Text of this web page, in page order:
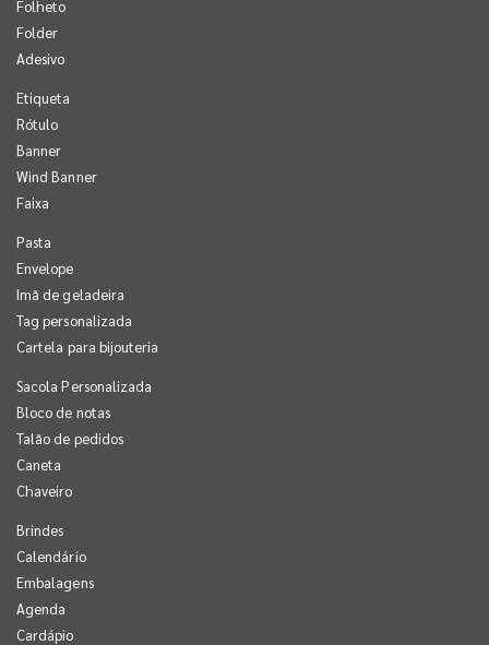
Folheto
Folder
Adesivo
Etiqueta
Rótulo
Banner
Wind Banner
Faixa
Pasta
Envelope
Imã de geladeira
Tag personalizada
Cartela para bijouteria
Sacola Personalizada
Bloco de notas
Talão de pedidos
Caneta
Chaveiro
Brindes
Calendário
Embalagens
Agenda
Cardápio